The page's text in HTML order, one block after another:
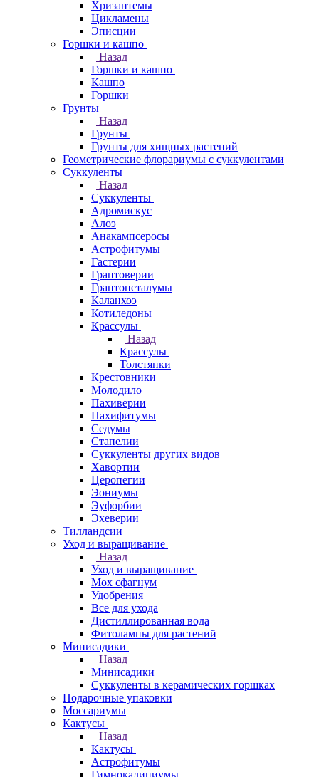
Хризантемы
Цикламены
Эписции
Горшки и кашпо
Назад
Горшки и кашпо
Кашпо
Горшки
Грунты
Назад
Грунты
Грунты для хищных растений
Геометрические флорариумы с суккулентами
Суккуленты
Назад
Суккуленты
Адромискус
Алоэ
Анакампсеросы
Астрофитумы
Гастерии
Граптоверии
Граптопеталумы
Каланхоэ
Котиледоны
Крассулы
Назад
Крассулы
Толстянки
Крестовники
Молодило
Пахиверии
Пахифитумы
Седумы
Стапелии
Суккуленты других видов
Хавортии
Церопегии
Эониумы
Эуфорбии
Эхеверии
Тилландсии
Уход и выращивание
Назад
Уход и выращивание
Мох сфагнум
Удобрения
Все для ухода
Дистиллированная вода
Фитолампы для растений
Минисадики
Назад
Минисадики
Суккуленты в керамических горшках
Подарочные упаковки
Моссариумы
Кактусы
Назад
Кактусы
Астрофитумы
Гимнокалициумы